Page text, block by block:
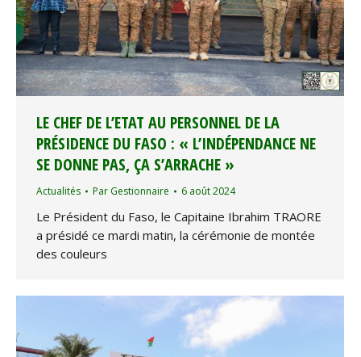
LE CHEF DE L’ETAT AU PERSONNEL DE LA
PRÉSIDENCE DU FASO : « L’INDÉPENDANCE NE
SE DONNE PAS, ÇA S’ARRACHE »
Actualités Par Gestionnaire 6 août 2024
Le Président du Faso, le Capitaine Ibrahim TRAORE
a présidé ce mardi matin, la cérémonie de montée
des couleurs